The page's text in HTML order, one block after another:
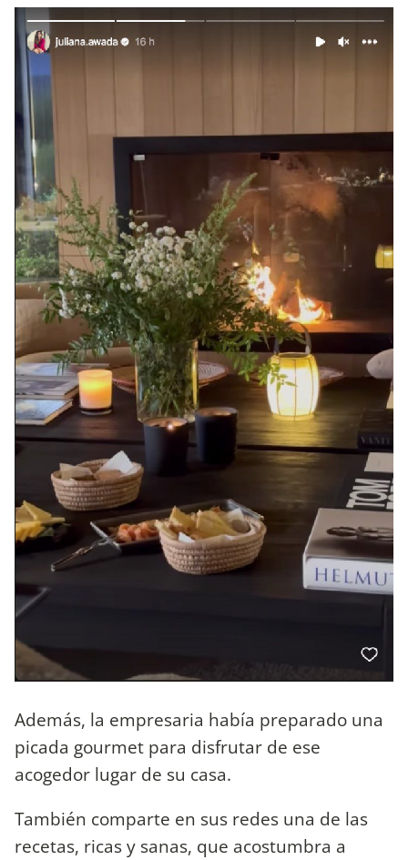
Además, la empresaria había preparado una
picada gourmet para disfrutar de ese
acogedor lugar de su casa.
También comparte en sus redes una de las
recetas, ricas y sanas, que acostumbra a